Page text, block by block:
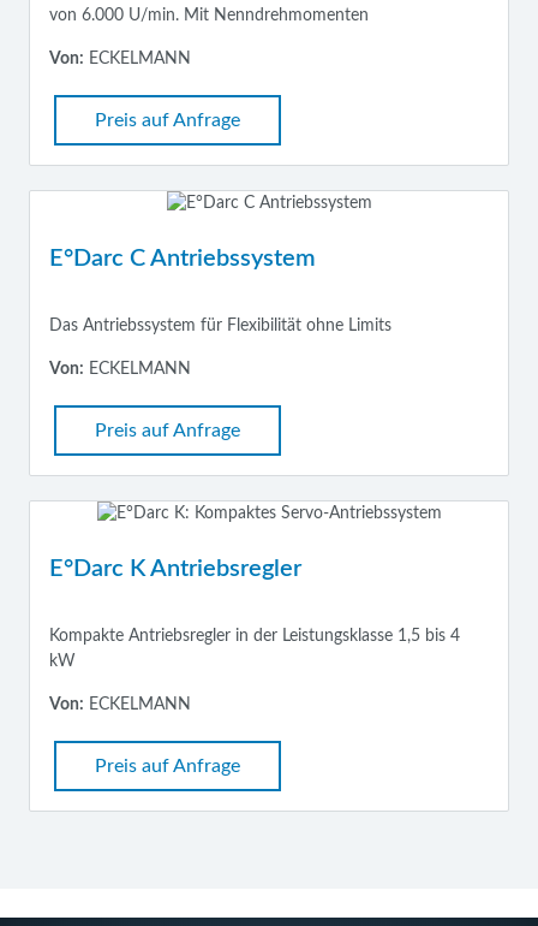
von 6.000 U/min. Mit Nenndrehmomenten
Von: ECKELMANN
Preis auf Anfrage
E°Darc C Antriebssystem
Das Antriebssystem für Flexibilität ohne Limits
Von: ECKELMANN
Preis auf Anfrage
E°Darc K Antriebsregler
Kompakte Antriebsregler in der Leistungsklasse 1,5 bis 4
kW
Von: ECKELMANN
Preis auf Anfrage